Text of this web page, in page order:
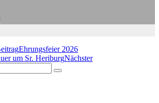
Ehrungsfeier 2026
um Sr. HeriburgNächster